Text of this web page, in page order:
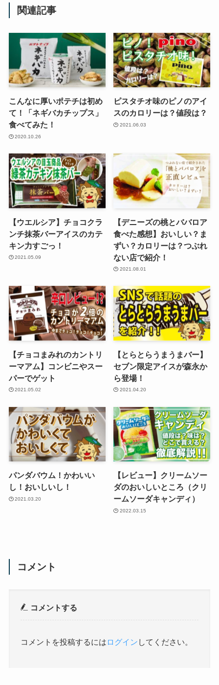
関連記事
こんなに厚いポテチは初め
て！「ネギバカチップス」
食べてみた！
2020.10.26
ピスタチオ味のピノのアイ
スのカロリーは？値段は？
2021.06.03
【ウエルシア】チョコクラ
ンチ抹茶バーアイスのカテ
キン力すごっ！
2021.05.09
【デニーズの桃とババロア
食べた感想】おいしい？ま
ずい？カロリーは？つぶれ
ない店で紹介！
2021.08.01
【チョコまみれのカントリ
ーマアム】コンビニやスー
パーでゲット
2021.05.02
【とらとらうまうまバー】
セブン限定アイスが森永か
ら登場！
2021.04.20
パンダバウム！かわいい
し！おいしいし！
2021.03.20
【レビュー】クリームソー
ダのおいしいところ（クリ
ームソーダキャンディ）
2022.03.15
コメント
コメントする
コメントを投稿するには ログイン してください。